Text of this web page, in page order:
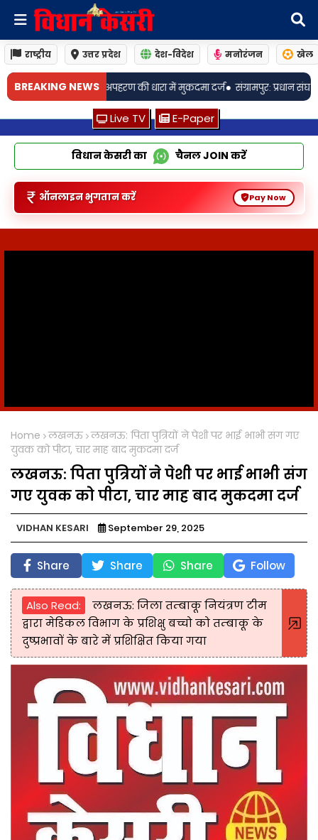
राष्ट्रीय उत्तर प्रदेश देश-विदेश मनोरंजन खेल
BREAKING NEWS
में मुकदमा दर्ज• संग्रामपुर: प्रधान संघ अध्यक्ष के भतीजे ने भाजयुमो के
Live TV E-Paper
विधान केसरी का चैनलJOIN करें
ऑनलाइन भुगतान करें Pay Now
Home लखनऊ लखनऊ: पिता पुत्रियों ने पेशी पर भाई भाभी संग गए
युवक को पीटा, चार माह बाद मुकदमा दर्ज
लखनऊ: पिता पुत्रियों ने पेशी पर भाई भाभी संग
गए युवक को पीटा, चार माह बाद मुकदमा दर्ज
VIDHAN KESARI September 29, 2025
Share Share Share Follow
Also Read:
लखनऊ: जिला तम्बाकू नियंत्रण टीम
द्वारा मेडिकल विभाग के प्रशिक्षु बच्चो को तम्बाकू के
दुष्प्रभावों के बारे में प्रशिक्षित किया गया